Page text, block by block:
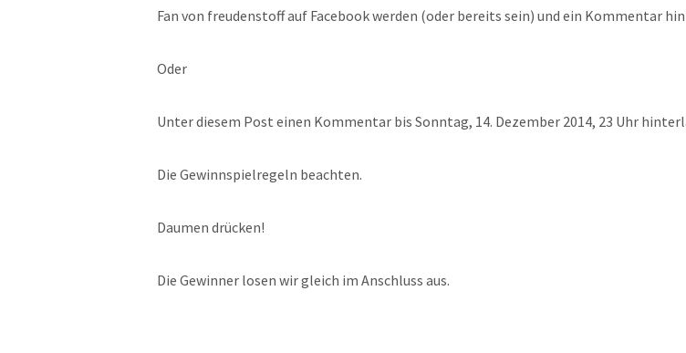
Fan von freudenstoff auf Facebook werden (oder bereits sein) und ein Kommentar
Oder
Unter diesem Post einen Kommentar bis Sonntag, 14. Dezember 2014, 23 Uhr
Die Gewinnspielregeln beachten.
Daumen drücken!
Die Gewinner losen wir gleich im Anschluss aus.